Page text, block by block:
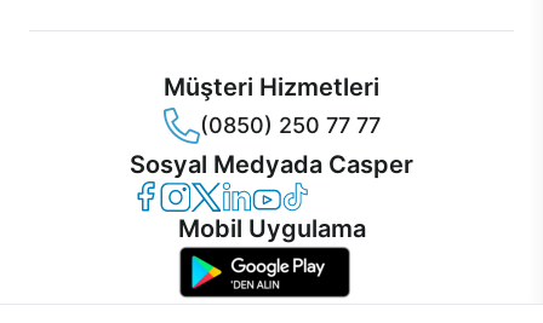
Müşteri Hizmetleri
(0850) 250 77 77
Sosyal Medyada Casper
Casper Facebook
Casper Instagram
Casper Twitter
Casper LinkedIn
Casper YouTube
Casper TikTok
Mobil Uygulama